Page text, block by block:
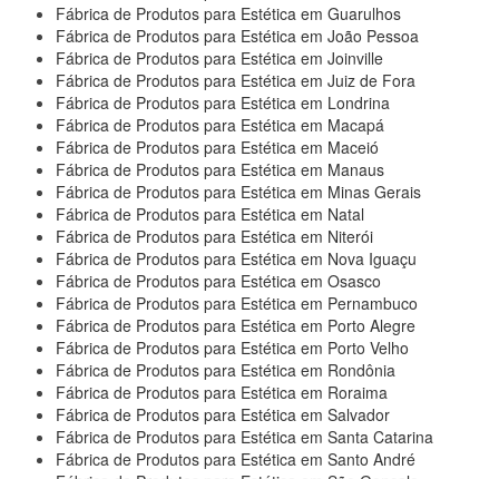
Fábrica de Produtos para Estética em Guarulhos
Fábrica de Produtos para Estética em João Pessoa
Fábrica de Produtos para Estética em Joinville
Fábrica de Produtos para Estética em Juiz de Fora
Fábrica de Produtos para Estética em Londrina
Fábrica de Produtos para Estética em Macapá
Fábrica de Produtos para Estética em Maceió
Fábrica de Produtos para Estética em Manaus
Fábrica de Produtos para Estética em Minas Gerais
Fábrica de Produtos para Estética em Natal
Fábrica de Produtos para Estética em Niterói
Fábrica de Produtos para Estética em Nova Iguaçu
Fábrica de Produtos para Estética em Osasco
Fábrica de Produtos para Estética em Pernambuco
Fábrica de Produtos para Estética em Porto Alegre
Fábrica de Produtos para Estética em Porto Velho
Fábrica de Produtos para Estética em Rondônia
Fábrica de Produtos para Estética em Roraima
Fábrica de Produtos para Estética em Salvador
Fábrica de Produtos para Estética em Santa Catarina
Fábrica de Produtos para Estética em Santo André